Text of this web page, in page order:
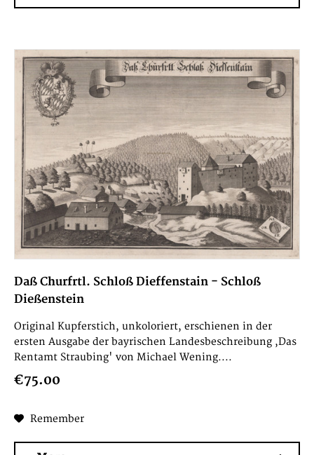
Daß Churfrtl. Schloß Dieffenstain - Schloß
Dießenstein
Original Kupferstich, unkoloriert, erschienen in der
ersten Ausgabe der bayrischen Landesbeschreibung ,Das
Rentamt Straubing' von Michael Wening....
€75.00
Remember